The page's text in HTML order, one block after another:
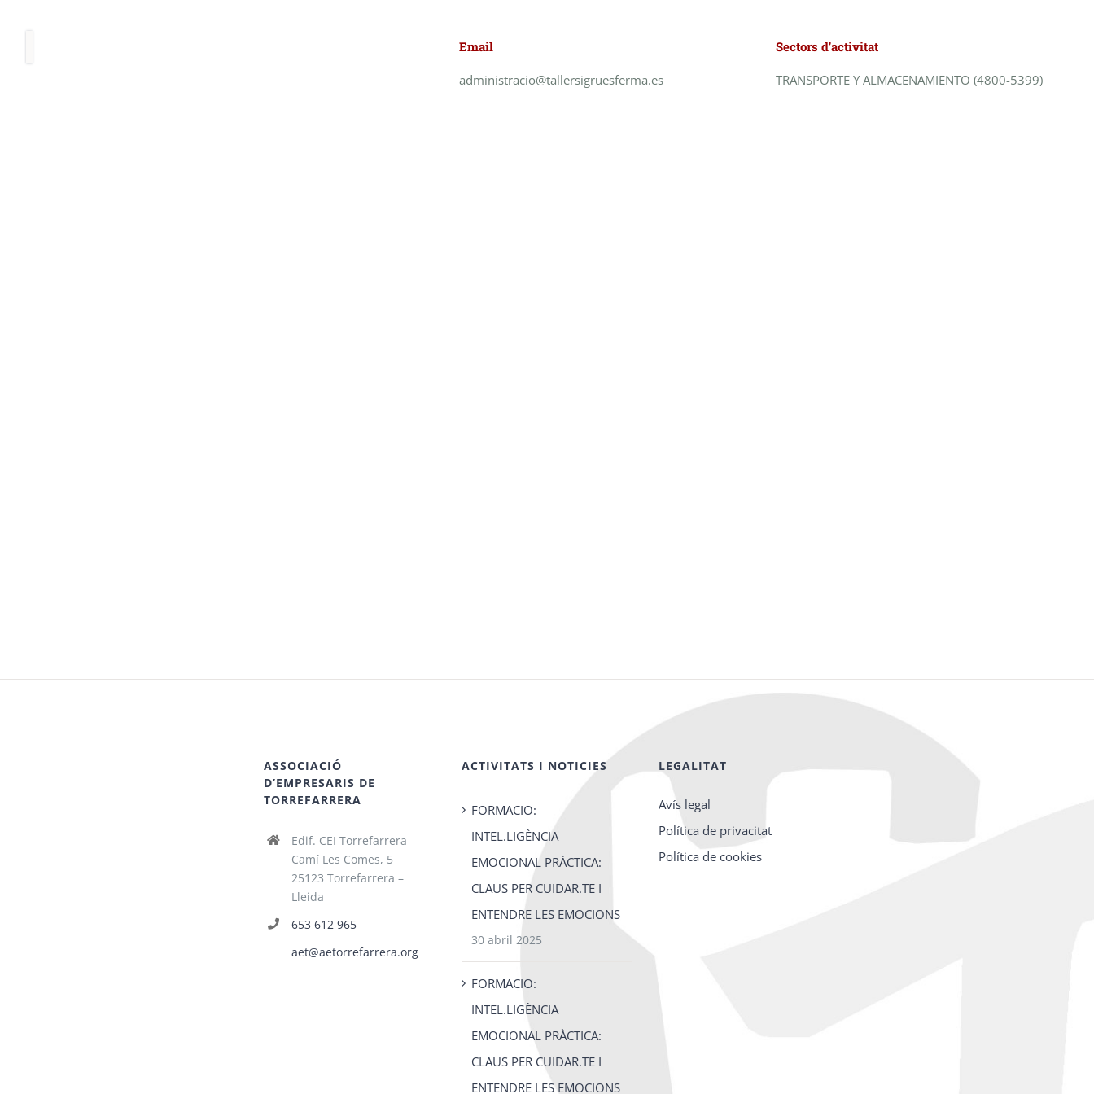
Email
administracio@tallersigruesferma.es
Sectors d'activitat
TRANSPORTE Y ALMACENAMIENTO (4800-5399)
ASSOCIACIÓ
D’EMPRESARIS DE
TORREFARRERA
Edif. CEI Torrefarrera
Camí Les Comes, 5
25123 Torrefarrera –
Lleida
653 612 965
aet@aetorrefarrera.org
ACTIVITATS I NOTICIES
FORMACIO:
INTEL.LIGÈNCIA
EMOCIONAL PRÀCTICA:
CLAUS PER CUIDAR.TE I
ENTENDRE LES EMOCIONS
30 abril 2025
FORMACIO:
INTEL.LIGÈNCIA
EMOCIONAL PRÀCTICA:
CLAUS PER CUIDAR.TE I
ENTENDRE LES EMOCIONS
LEGALITAT
Avís legal
Política de privacitat
Política de cookies